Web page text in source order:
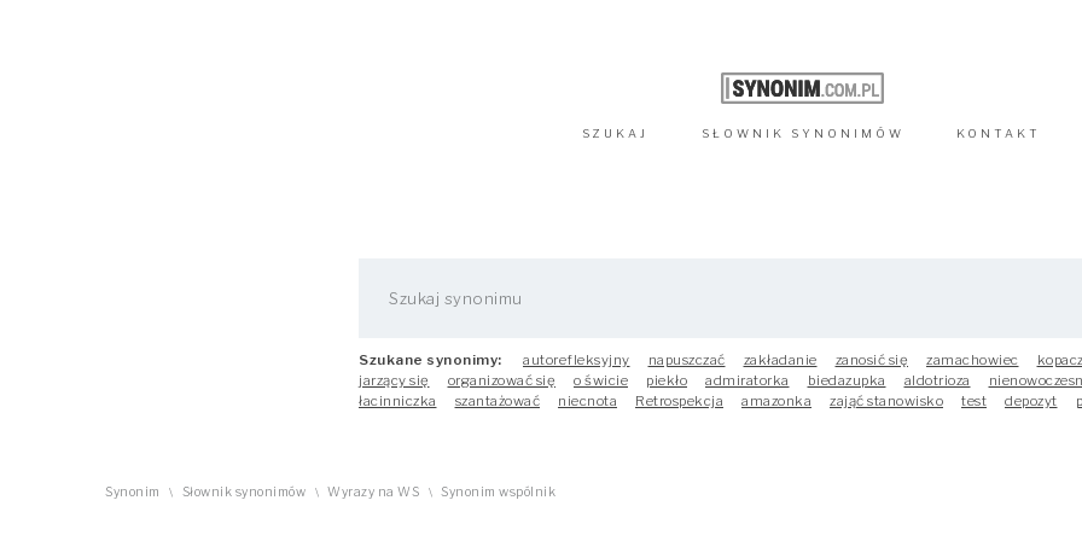
SZUKAJ SŁOWNIK SYNONIMÓW KONTAKT
Szukane synonimy: autorefleksyjny napuszczać zakładanie zanosić się zamachowiec kopacz
jarzący się
organizować się o świcie piekło admiratorka biedazupka aldotrioza
łacinniczka
szantażować niecnota Retrospekcja amazonka zająć stanowisko test depozyt
Synonim \ Słownik synonimów \ Wyrazy na WS \ Synonim wspólnik